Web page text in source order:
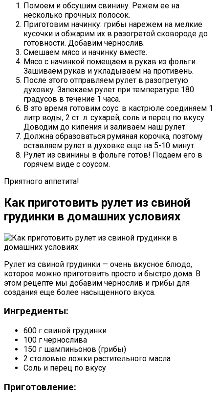
Помоем и обсушим свинину. Режем ее на
несколько прочных полосок.
Приготовим начинку: грибы нарежем на мелкие
кусочки и обжарим их в разогретой сковороде до
готовности. Добавим чернослив.
Смешаем мясо и начинку вместе.
Мясо с начинкой помещаем в рукав из фольги.
Зашиваем рукав и укладываем на противень.
После этого отправляем рулет в разогретую
духовку. Запекаем рулет при температуре 180
градусов в течение 1 часа.
В это время готовим соус: в кастрюле соединяем 1
литр воды, 2 ст. л. сухарей, соль и перец по вкусу.
Доводим до кипения и заливаем наш рулет.
Должна образоваться румяная корочка, поэтому
оставляем рулет в духовке еще на 5-10 минут.
Рулет из свинины в фольге готов! Подаем его в
горячем виде с соусом.
Приятного аппетита!
Как приготовить рулет из свиной
грудинки в домашних условиях
Рулет из свиной грудинки — очень вкусное блюдо,
которое можно приготовить просто и быстро дома. В
этом рецепте мы добавим чернослив и грибы для
создания еще более насыщенного вкуса.
Ингредиенты:
600 г свиной грудинки
100 г чернослива
150 г шампиньонов (грибы)
2 столовые ложки растительного масла
Соль и перец по вкусу
Приготовление: